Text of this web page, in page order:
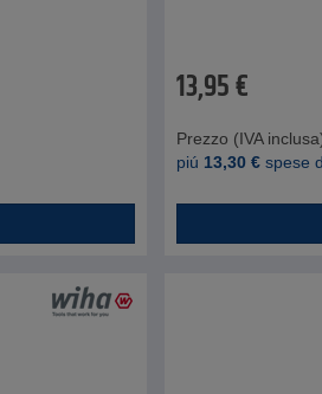
13,95€
Prezzo (IVA
piú 13,30 €spese